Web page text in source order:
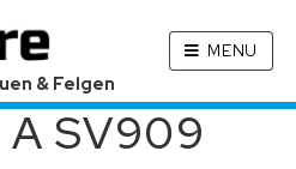
& Felgen
MENU
A SV909